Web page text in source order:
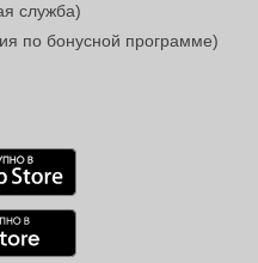
служба)
по бонусной программе)